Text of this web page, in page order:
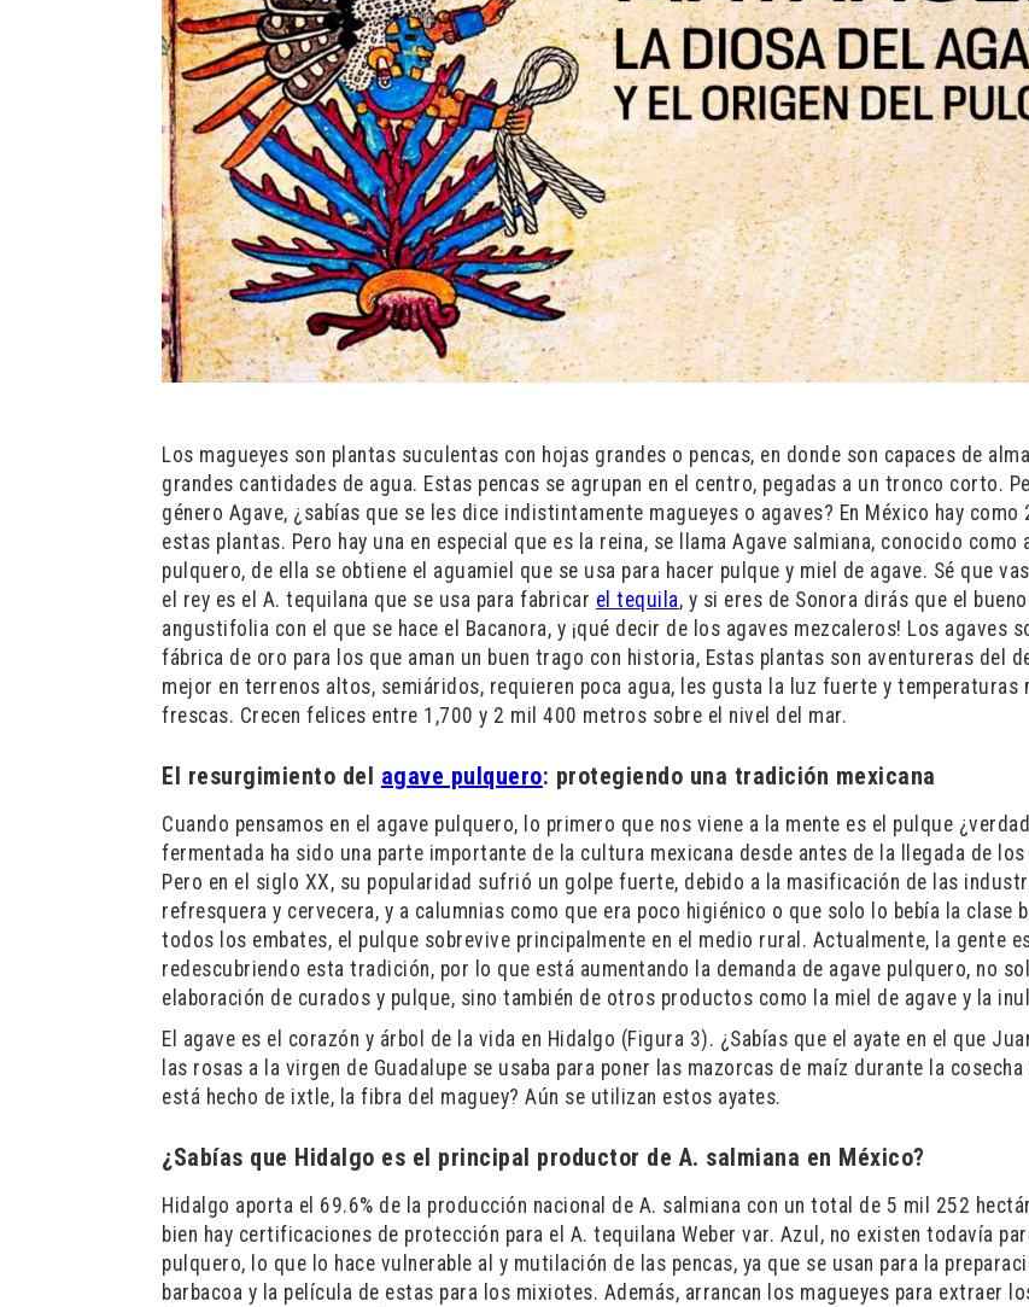
Los magueyes son plantas suculentas con hojas grandes o pencas, en donde son capaces de
grandes cantidades de agua. Estas pencas se agrupan en el centro, pegadas a un tronco corto.
género Agave, ¿sabías que se les dice indistintamente magueyes o agaves? En México hay
estas plantas. Pero hay una en especial que es la reina, se llama Agave salmiana, conocido como
pulquero, de ella se obtiene el aguamiel que se usa para hacer pulque y miel de agave. Sé que
el rey es el A. tequilana que se usa para fabricar el tequila, y si eres de Sonora dirás que el
angustifolia con el que se hace el Bacanora, y ¡qué decir de los agaves mezcaleros! Los agaves
fábrica de oro para los que aman un buen trago con historia, Estas plantas son aventureras del
mejor en terrenos altos, semiáridos, requieren poca agua, les gusta la luz fuerte y temperaturas
frescas. Crecen felices entre 1,700 y 2 mil 400 metros sobre el nivel del mar.
El resurgimiento del agave pulquero: protegiendo una tradición mexicana
Cuando pensamos en el agave pulquero, lo primero que nos viene a la mente es el pulque
fermentada ha sido una parte importante de la cultura mexicana desde antes de la llegada de los
Pero en el siglo XX, su popularidad sufrió un golpe fuerte, debido a la masificación de las
refresquera y cervecera, y a calumnias como que era poco higiénico o que solo lo bebía la clase
todos los embates, el pulque sobrevive principalmente en el medio rural. Actualmente, la gente
redescubriendo esta tradición, por lo que está aumentando la demanda de agave pulquero, no
elaboración de curados y pulque, sino también de otros productos como la miel de agave y la
El agave es el corazón y árbol de la vida en Hidalgo (Figura 3). ¿Sabías que el ayate en el que
las rosas a la virgen de Guadalupe se usaba para poner las mazorcas de maíz durante la cosecha
está hecho de ixtle, la fibra del maguey? Aún se utilizan estos ayates.
¿Sabías que Hidalgo es el principal productor de A. salmiana en México?
Hidalgo aporta el 69.6% de la producción nacional de A. salmiana con un total de 5 mil 252
bien hay certificaciones de protección para el A. tequilana Weber var. Azul, no existen todavía
pulquero, lo que lo hace vulnerable al y mutilación de las pencas, ya que se usan para la
barbacoa y la película de estas para los mixiotes. Además, arrancan los magueyes para extraer